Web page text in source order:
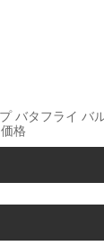
バタフライ バ
格